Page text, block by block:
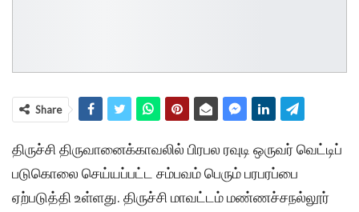
Share
திருச்சி திருவானைக்காவலில் பிரபல ரவுடி ஒருவர் வெட்டிப்
படுகொலை செய்யப்பட்ட சம்பவம் பெரும் பரபரப்பை
ஏற்படுத்தி உள்ளது. திருச்சி மாவட்டம் மண்ணச்சநல்லூர்